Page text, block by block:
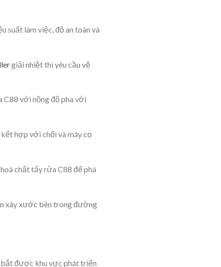
suất làm việc, độ an toàn và
giải nhiệt thì yêu cầu vệ
C88 với nồng độ pha với
hợp với chổi và máy cọ
chất tẩy rửa C88 để phá
xây xước bên trong đường
được khu vực phát triển